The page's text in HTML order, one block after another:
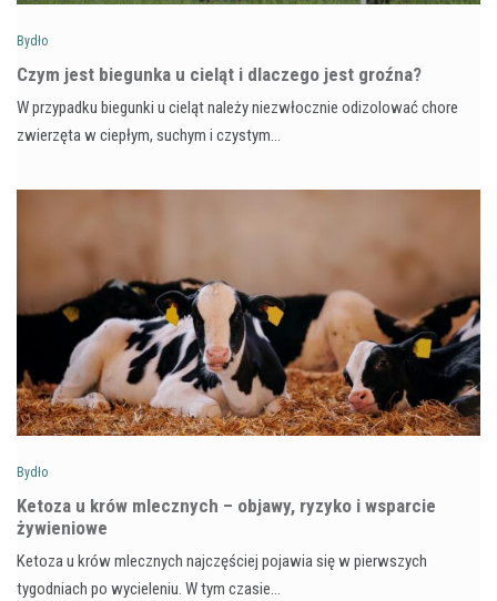
Bydło
Czym jest biegunka u cieląt i dlaczego jest groźna?
W przypadku biegunki u cieląt należy niezwłocznie odizolować chore
zwierzęta w ciepłym, suchym i czystym…
Bydło
Ketoza u krów mlecznych – objawy, ryzyko i wsparcie
żywieniowe
Ketoza u krów mlecznych najczęściej pojawia się w pierwszych
tygodniach po wycieleniu. W tym czasie…